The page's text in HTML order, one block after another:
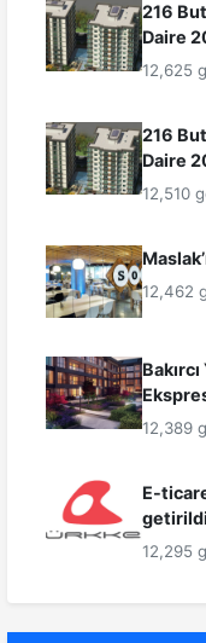
216
Daire
12,625
216
Daire
12,510
12,462
12,389
E-
getirildi
12,295